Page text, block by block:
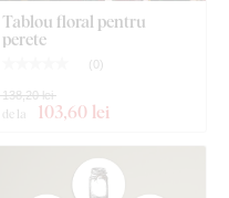
Tablou floral pentru
perete
( 0 )
de la 103,60 lei
138,20 lei